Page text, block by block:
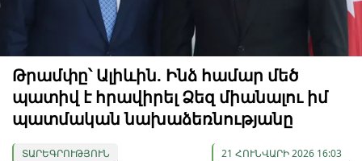
Թրամփը՝ Ալիևին. Ինձ համար մեծ
պատիվ է հրավիրել Ձեզ միանալու իմ
պատմական նախաձեռնությանը
ՏԱՐԵԳՐՈՒԹՅՈՒՆ 21 ՀՈՒՆՎԱՐԻ 2026 16:03